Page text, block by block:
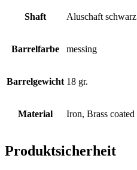
Shaft Aluschaft schwarz
Barrelfarbe messing
Barrelgewicht 18 gr.
Material Iron, Brass coated
Produktsicherheit